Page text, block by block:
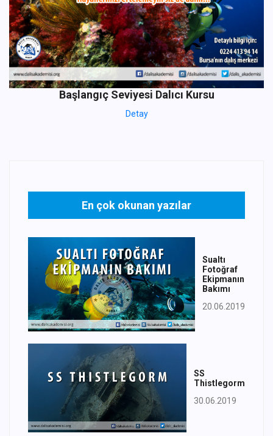
Başlangıç Seviyesi Dalıcı Kursu
Detay
En çok okunan yazılar
Sualtı
Fotoğraf
Ekipmanın
Bakımı
20.06.2019
SS
Thistlegorm
30.06.2019